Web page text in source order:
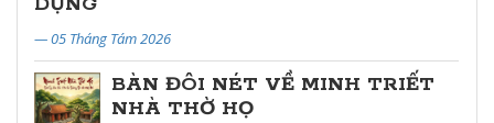
— 05 Tháng Tám 2026
BÀN ĐÔI NÉT VỀ MINH TRIẾT
NHÀ THỜ HỌ